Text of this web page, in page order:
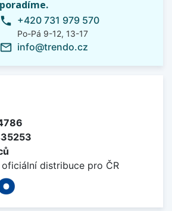
phone +420 731 979 570
Po-Pá 9-12, 13-17
mail_outline info@trendo.cz
distribuce pro ČR